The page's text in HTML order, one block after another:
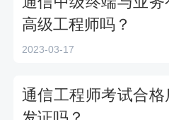
高级工程师吗？
2023-03-17
通信工程师考试合格